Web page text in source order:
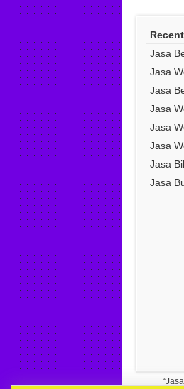
Jasa
Jasa
Jasa
Jasa
Jasa
Jasa
Jasa
Jasa